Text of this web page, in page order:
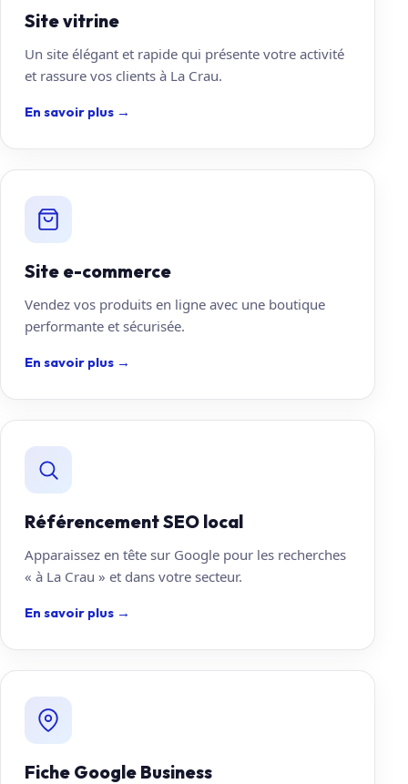
Site vitrine
Un site élégant et rapide qui présente votre activité
et rassure vos clients à La Crau.
En savoir plus →
Site e-commerce
Vendez vos produits en ligne avec une boutique
performante et sécurisée.
En savoir plus →
Référencement SEO local
Apparaissez en tête sur Google pour les recherches
« à La Crau » et dans votre secteur.
En savoir plus →
Fiche Google Business